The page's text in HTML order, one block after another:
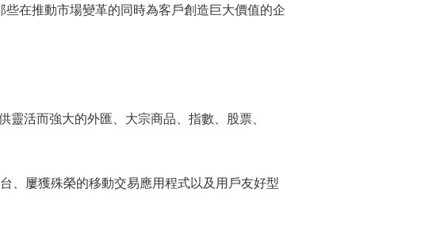
在推動市場變革的同時為客戶創造巨大價值的企
靈活而強大的外匯、大宗商品、指數、股票、
、屢獲殊榮的移動交易應用程式以及用戶友好型